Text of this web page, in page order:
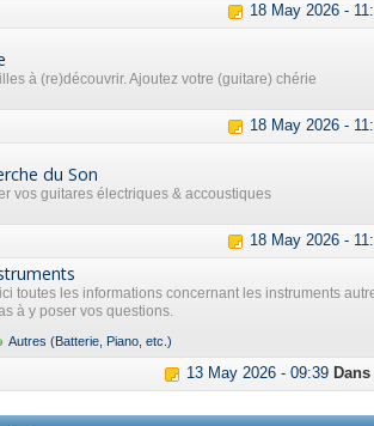
18 May 2026 -
à (re)découvrir. Ajoutez votre (guitare) chérie
18 May 2026 -
du Son
vos guitares électriques & accoustiques
18 May 2026 -
toutes les informations concernant les instruments
à y poser vos questions.
Autres (Batterie, Piano, etc.)
13 May 2026 - 09:39 Dans